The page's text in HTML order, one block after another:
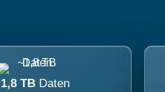
TB Daten